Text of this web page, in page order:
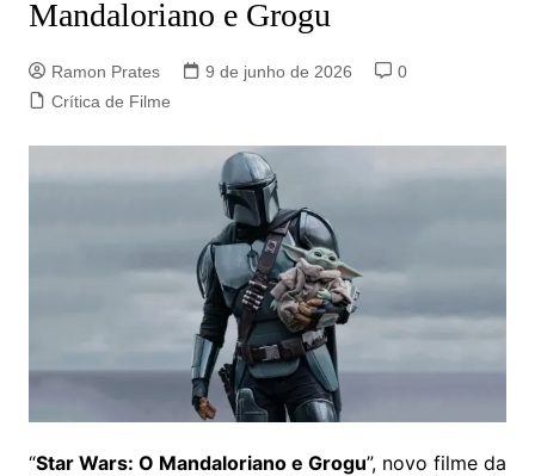
Mandaloriano e Grogu
Ramon Prates 9 de junho de 2026
0
Crítica de Filme
“Star Wars: O Mandaloriano e Grogu”, novo filme da